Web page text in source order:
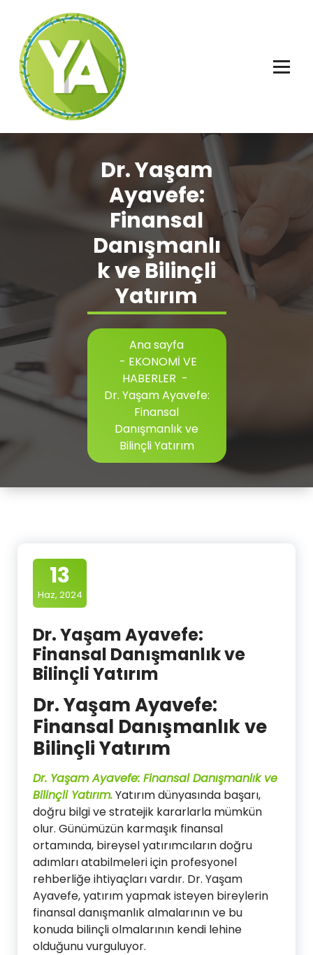
Dr. Yaşam
Ayavefe:
Finansal
Danışmanlı
k ve Bilinçli
Yatırım
Ana sayfa
- EKONOMİ VE
HABERLER -
Dr. Yaşam Ayavefe:
Finansal
Danışmanlık ve
Bilinçli Yatırım
13
Haz, 2024
Dr. Yaşam Ayavefe:
Finansal Danışmanlık ve
Bilinçli Yatırım
Dr. Yaşam Ayavefe:
Finansal Danışmanlık ve
Bilinçli Yatırım
Dr. Yaşam Ayavefe: Finansal Danışmanlık ve
Bilinçli Yatırım.Yatırım dünyasında başarı,
doğru bilgi ve stratejik kararlarla mümkün
olur. Günümüzün karmaşık finansal
ortamında, bireysel yatırımcıların doğru
adımları atabilmeleri için profesyonel
rehberliğe ihtiyaçları vardır. Dr. Yaşam
Ayavefe, yatırım yapmak isteyen bireylerin
finansal danışmanlık almalarının ve bu
konuda bilinçli olmalarının kendi lehine
olduğunu vurguluyor.